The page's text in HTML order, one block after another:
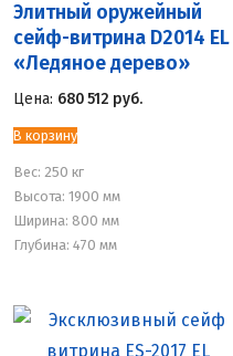
Элитный оружейный
сейф-витрина D2014 EL
«Ледяное дерево»
Цена: 680 512 руб.
В корзину
Вес: 250 кг
Высота: 1900 мм
Ширина: 800 мм
Глубина: 470 мм